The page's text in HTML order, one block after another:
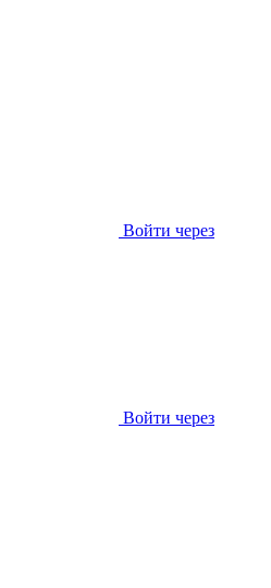
Войти через
Войти через